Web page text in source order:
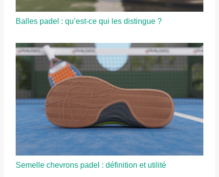
Balles padel : qu’est-ce qui les distingue ?
Semelle chevrons padel : définition et utilité